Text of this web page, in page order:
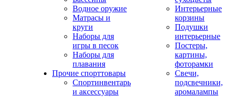
Водное оружие
Матрасы и
круги
Наборы для
игры в песок
Наборы для
плавания
Прочие спорттовары
Спортинвентарь
и аксессуары
Интерьерные
корзины
Подушки
интерьерные
Постеры,
картины,
фоторамки
Свечи,
подсвечники,
аромалампы